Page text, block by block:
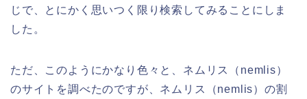
じで、とにかく思いつく限り検索してみることにしま
した。
ただ、このようにかなり色々と、ネムリス（nemlis）
のサイトを調べたのですが、ネムリス（nemlis）の割